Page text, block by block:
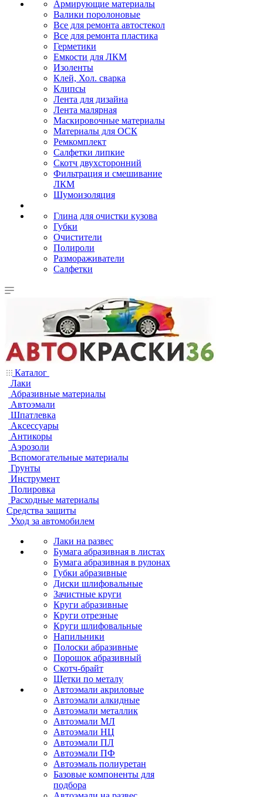
Армирующие материалы
Валики поролоновые
Все для ремонта автостекол
Все для ремонта пластика
Герметики
Емкости для ЛКМ
Изоленты
Клей, Хол. сварка
Клипсы
Лента для дизайна
Лента малярная
Маскировочные материалы
Материалы для ОСК
Ремкомплект
Салфетки липкие
Скотч двухсторонний
Фильтрация и смешивание
ЛКМ
Шумоизоляция
Глина для очистки кузова
Губки
Очистители
Полироли
Размораживатели
Салфетки
Каталог
Лаки
Абразивные материалы
Автоэмали
Шпатлевка
Аксессуары
Антикоры
Аэрозоли
Вспомогательные материалы
Грунты
Инструмент
Полировка
Расходные материалы
Средства защиты
Уход за автомобилем
Лаки на развес
Бумага абразивная в листах
Бумага абразивная в рулонах
Губки абразивные
Диски шлифовальные
Зачистные круги
Круги абразивные
Круги отрезные
Круги шлифовальные
Напильники
Полоски абразивные
Порошок абразивный
Скотч-брайт
Щетки по металу
Автоэмали акриловые
Автоэмали алкидные
Автоэмали металлик
Автоэмали МЛ
Автоэмали НЦ
Автоэмали ПЛ
Автоэмали ПФ
Автоэмаль полиуретан
Базовые компоненты для
подбора